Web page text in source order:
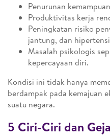
Penurunan
Produktivitas kerja
Peningkatan risiko
jantung, dan
Masalah psikologis
kepercayaan diri.
Kondisi ini tidak hanya
berdampak pada kemajuan
suatu negara.
5 Ciri-Ciri dan